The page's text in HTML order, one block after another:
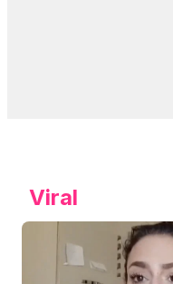
Viral